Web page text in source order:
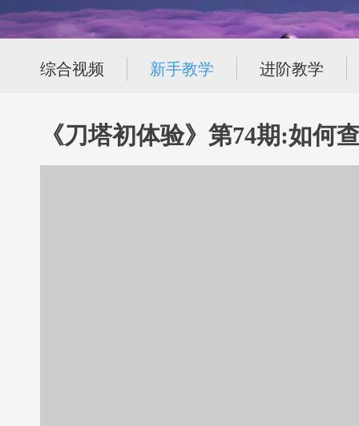
综合视频 新手教学 进阶教学
《刀塔初体验》第74期:如何